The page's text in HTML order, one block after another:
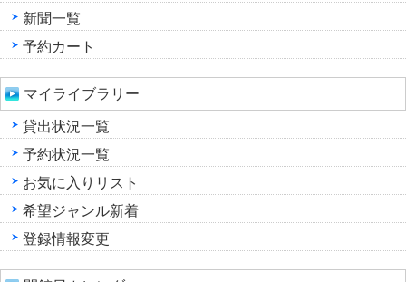
新聞一覧
予約カート
マイライブラリー
貸出状況一覧
予約状況一覧
お気に入りリスト
希望ジャンル新着
登録情報変更